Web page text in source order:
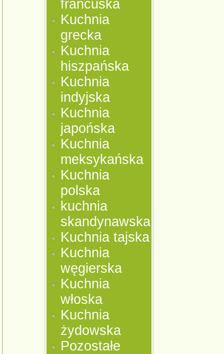
francuska
Kuchnia
grecka
Kuchnia
hiszpańska
Kuchnia
indyjska
Kuchnia
japońska
Kuchnia
meksykańska
Kuchnia
polska
kuchnia
skandynawska
Kuchnia tajska
Kuchnia
węgierska
Kuchnia
włoska
Kuchnia
żydowska
Pozostałe